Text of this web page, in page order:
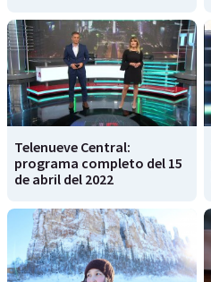
Telenueve Central:
programa completo del 15
de abril del 2022